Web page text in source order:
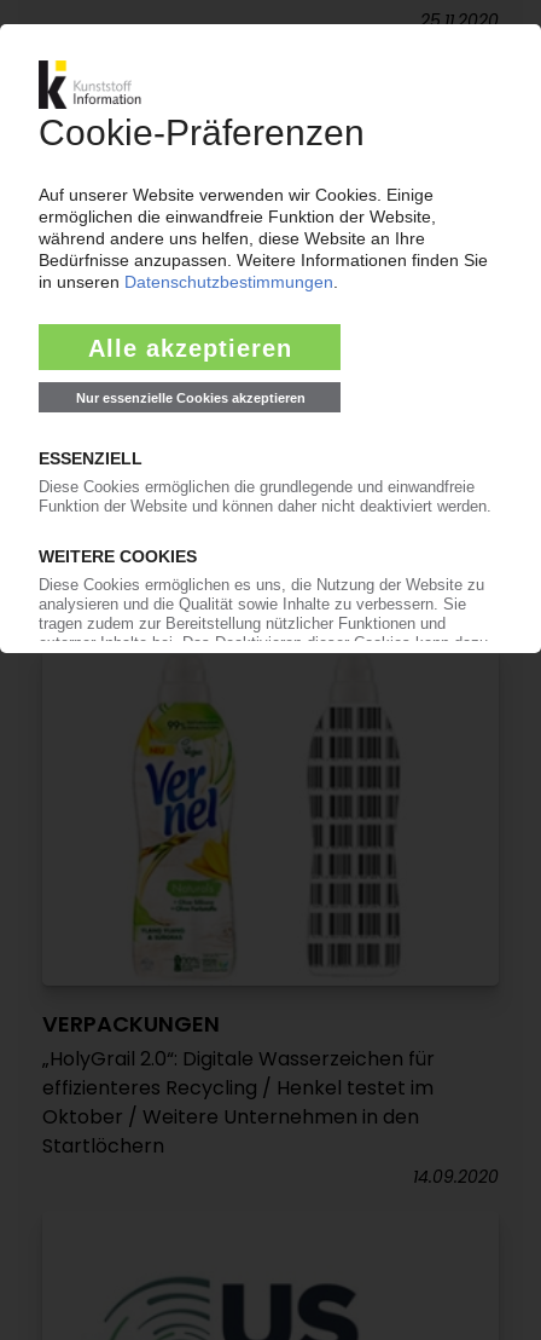
25.11.2020
400 Mio USD für mehr Nachhaltigkeit / Einweg-
Plastiktüten werden abgeschafft / 7 Prozent
Spielzeughersteller tritt Ellen MacArthur
Foundation bei
06.10.2020
VERPACKUNGEN
„HolyGrail 2.0“: Digitale Wasserzeichen für
effizienteres Recycling / Henkel testet im
Oktober / Weitere Unternehmen in den
Startlöchern
14.09.2020